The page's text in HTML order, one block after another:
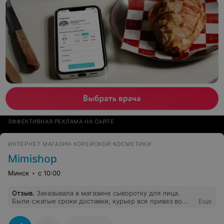
ЭФФЕКТИВНАЯ РЕКЛАМА НА САЙТЕ
ИНТЕРНЕТ МАГАЗИН КОРЕЙСКОЙ КОСМЕТИКИ
Mimishop
Минск с 10:00
Отзыв. Заказывала в магазине сыворотку для лица.
Были сжатые сроки доставки, курьер все привез во
покупки порадовали приятные подарки от магазина
Еще